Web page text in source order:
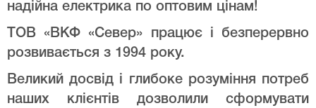
надійна електрика по оптовим цінам!
ТОВ «ВКФ «Север» працює і безперервно
розвивається з 1994 року.
Великий досвід і глибоке розуміння потреб
наших клієнтів дозволили сформувати